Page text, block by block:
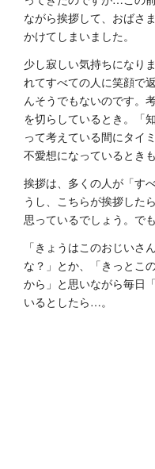
ながら挨拶して、おばさ
かけてしまいました。
少し寂しい気持ちになり
れてすべての人に笑顔で
んそうでもないのです。
を切らしているとき。「
って考えている間にタイ
不愛想になっているときも
挨拶は、多くの人が「す
うし、こちらが挨拶した
思っているでしょう。で
「きょうはこのおじいさ
な？」とか、「きっとこ
から」と思いながら毎日
いるとしたら…。